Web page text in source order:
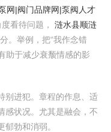
网|阀门品牌网|泵阀人才
看待问题， 涟水县顺涟
。举例，把“我作念错
助于减少衰颓情感的影
别进犯。章程的作息、适
感状况。尤其是融会，不
勃和消弱。